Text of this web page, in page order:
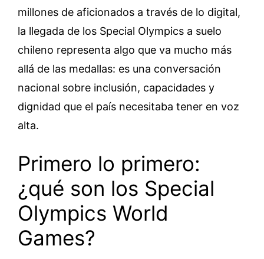
millones de aficionados a través de lo digital,
la llegada de los Special Olympics a suelo
chileno representa algo que va mucho más
allá de las medallas: es una conversación
nacional sobre inclusión, capacidades y
dignidad que el país necesitaba tener en voz
alta.
Primero lo primero:
¿qué son los Special
Olympics World
Games?